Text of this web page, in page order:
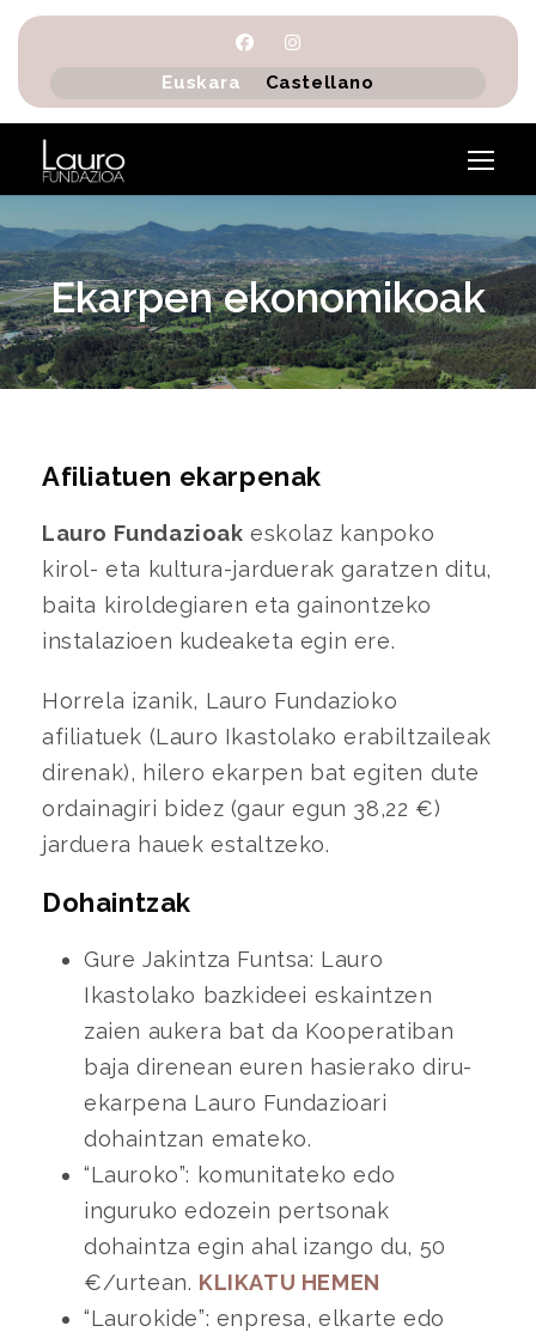
Euskara Castellano
Ekarpen ekonomikoak
Afiliatuen ekarpenak
Lauro Fundazioak eskolaz kanpoko
kirol- eta kultura-jarduerak garatzen ditu,
baita kiroldegiaren eta gainontzeko
instalazioen kudeaketa egin ere.
Horrela izanik, Lauro Fundazioko
afiliatuek (Lauro Ikastolako erabiltzaileak
direnak), hilero ekarpen bat egiten dute
ordainagiri bidez (gaur egun 38,22 €)
jarduera hauek estaltzeko.
Dohaintzak
Gure Jakintza Funtsa: Lauro
Ikastolako bazkideei eskaintzen
zaien aukera bat da Kooperatiban
baja direnean euren hasierako diru-
ekarpena Lauro Fundazioari
dohaintzan emateko.
“Lauroko”: komunitateko edo
inguruko edozein pertsonak
dohaintza egin ahal izango du, 50
€/urtean. KLIKATU HEMEN
“Laurokide”: enpresa, elkarte edo